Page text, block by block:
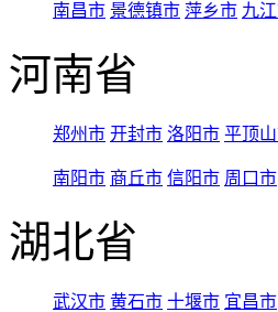
南昌市 景德镇市 萍乡市 九
河南省
郑州市 开封市 洛阳市 平顶
南阳市 商丘市 信阳市 周口市
湖北省
武汉市 黄石市 十堰市 宜昌市